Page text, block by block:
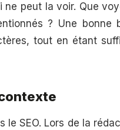
ne peut la voir. Que
? Une bonne
tout en étant
le SEO. Lors de la